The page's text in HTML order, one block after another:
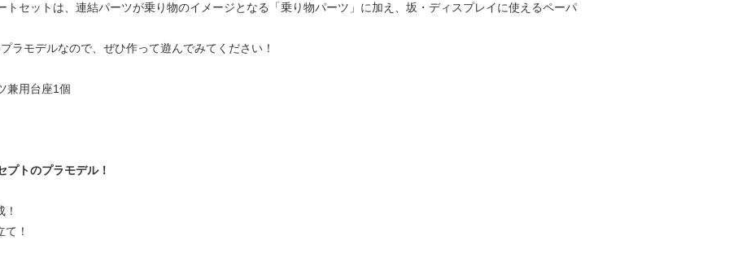
トセットは、連結パーツが乗り物のイメージとなる「乗り物パーツ」に加え、坂・ディスプレイに使えるペーパ
ラモデルなので、ぜひ作って遊んでみてください！
兼用台座1個
プトのプラモデル！
！